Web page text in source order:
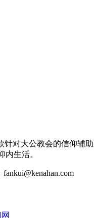
针对大公教会的信仰辅
内生活。